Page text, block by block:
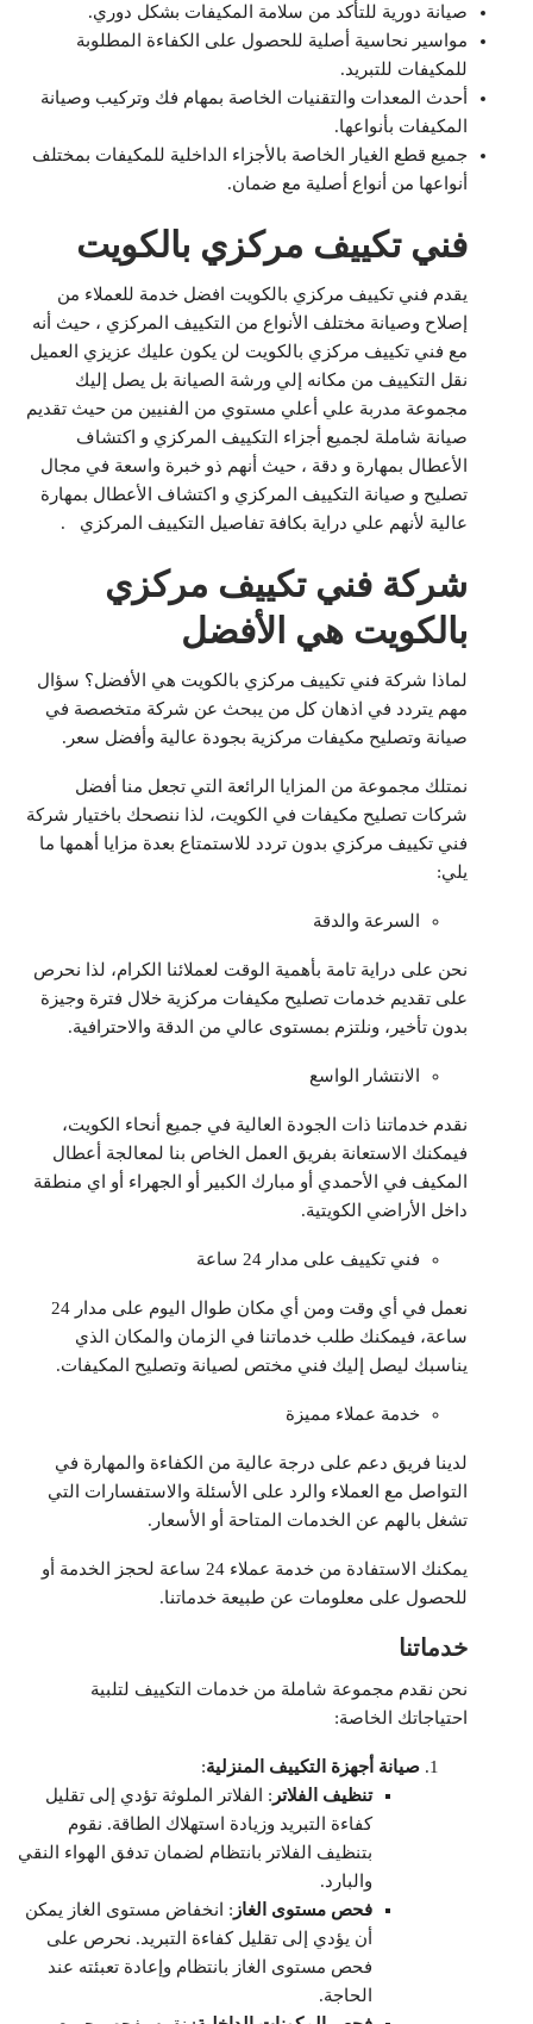
صيانة دورية للتأكد من سلامة المكيفات بشكل دوري.
مواسير نحاسية أصلية للحصول على الكفاءة المطلوبة
للمكيفات للتبريد.
أحدث المعدات والتقنيات الخاصة بمهام فك وتركيب وصيانة
المكيفات بأنواعها.
جميع قطع الغيار الخاصة بالأجزاء الداخلية للمكيفات بمختلف
أنواعها من أنواع أصلية مع ضمان.
فني تكييف مركزي بالكويت
يقدم فني تكييف مركزي بالكويت افضل خدمة للعملاء من
إصلاح وصيانة مختلف الأنواع من التكييف المركزي ، حيث أنه
مع فني تكييف مركزي بالكويت لن يكون عليك عزيزي العميل
نقل التكييف من مكانه إلي ورشة الصيانة بل يصل إليك
مجموعة مدربة علي أعلي مستوي من الفنيين من حيث تقديم
صيانة شاملة لجميع أجزاء التكييف المركزي و اكتشاف
الأعطال بمهارة و دقة ، حيث أنهم ذو خبرة واسعة في مجال
تصليح و صيانة التكييف المركزي و اكتشاف الأعطال بمهارة
عالية لأنهم علي دراية بكافة تفاصيل التكييف المركزي .
شركة فني تكييف مركزي
بالكويت هي الأفضل
لماذا شركة فني تكييف مركزي بالكويت هي الأفضل؟ سؤال
مهم يتردد في اذهان كل من يبحث عن شركة متخصصة في
صيانة وتصليح مكيفات مركزية بجودة عالية وأفضل سعر.
نمتلك مجموعة من المزايا الرائعة التي تجعل منا أفضل
شركات تصليح مكيفات في الكويت، لذا ننصحك باختيار شركة
فني تكييف مركزي بدون تردد للاستمتاع بعدة مزايا أهمها ما
يلي:
السرعة والدقة
نحن على دراية تامة بأهمية الوقت لعملائنا الكرام، لذا نحرص
على تقديم خدمات تصليح مكيفات مركزية خلال فترة وجيزة
بدون تأخير، ونلتزم بمستوى عالي من الدقة والاحترافية.
الانتشار الواسع
نقدم خدماتنا ذات الجودة العالية في جميع أنحاء الكويت،
فيمكنك الاستعانة بفريق العمل الخاص بنا لمعالجة أعطال
المكيف في الأحمدي أو مبارك الكبير أو الجهراء أو اي منطقة
داخل الأراضي الكويتية.
فني تكييف على مدار 24 ساعة
نعمل في أي وقت ومن أي مكان طوال اليوم على مدار 24
ساعة، فيمكنك طلب خدماتنا في الزمان والمكان الذي
يناسبك ليصل إليك فني مختص لصيانة وتصليح المكيفات.
خدمة عملاء مميزة
لدينا فريق دعم على درجة عالية من الكفاءة والمهارة في
التواصل مع العملاء والرد على الأسئلة والاستفسارات التي
تشغل بالهم عن الخدمات المتاحة أو الأسعار.
يمكنك الاستفادة من خدمة عملاء 24 ساعة لحجز الخدمة أو
للحصول على معلومات عن طبيعة خدماتنا.
خدماتنا
نحن نقدم مجموعة شاملة من خدمات التكييف لتلبية
احتياجاتك الخاصة:
صيانة أجهزة التكييف المنزلية:
تنظيف الفلاتر : الفلاتر الملوثة تؤدي إلى تقليل
كفاءة التبريد وزيادة استهلاك الطاقة. نقوم
بتنظيف الفلاتر بانتظام لضمان تدفق الهواء النقي
والبارد.
فحص مستوى الغاز : انخفاض مستوى الغاز يمكن
أن يؤدي إلى تقليل كفاءة التبريد. نحرص على
فحص مستوى الغاز بانتظام وإعادة تعبئته عند
الحاجة.